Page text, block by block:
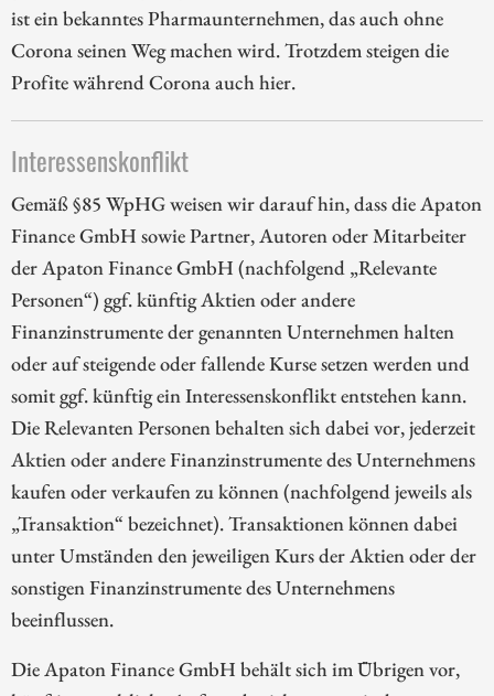
ist ein bekanntes Pharmaunternehmen, das auch ohne
Corona seinen Weg machen wird. Trotzdem steigen die
Profite während Corona auch hier.
Interessenskonflikt
Gemäß §85 WpHG weisen wir darauf hin, dass die Apaton
Finance GmbH sowie Partner, Autoren oder Mitarbeiter
der Apaton Finance GmbH (nachfolgend „Relevante
Personen“) ggf. künftig Aktien oder andere
Finanzinstrumente der genannten Unternehmen halten
oder auf steigende oder fallende Kurse setzen werden und
somit ggf. künftig ein Interessenskonflikt entstehen kann.
Die Relevanten Personen behalten sich dabei vor, jederzeit
Aktien oder andere Finanzinstrumente des Unternehmens
kaufen oder verkaufen zu können (nachfolgend jeweils als
„Transaktion“ bezeichnet). Transaktionen können dabei
unter Umständen den jeweiligen Kurs der Aktien oder der
sonstigen Finanzinstrumente des Unternehmens
beeinflussen.
Die Apaton Finance GmbH behält sich im Übrigen vor,